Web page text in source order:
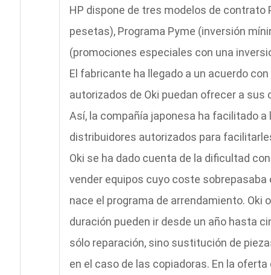
HP dispone de tres modelos de contrato
pesetas), Programa Pyme (inversión
(promociones especiales con una
El fabricante ha llegado a un acuerdo
autorizados de Oki puedan ofrecer a
Así, la compañía japonesa ha facilitado
distribuidores autorizados para
Oki se ha dado cuenta de la dificultad
vender equipos cuyo coste
nace el programa de arrendamiento.
duración pueden ir desde un año hasta
sólo reparación, sino sustitución de
en el caso de las copiadoras. En la